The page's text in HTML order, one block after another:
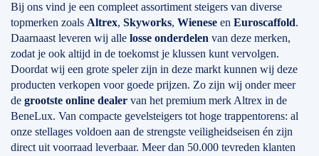
Bij ons vind je een compleet assortiment steigers van diverse
topmerken zoals Altrex, Skyworks, Wienese en Euroscaffold.
Daarnaast leveren wij alle losse onderdelen van deze merken,
zodat je ook altijd in de toekomst je klussen kunt vervolgen.
Doordat wij een grote speler zijn in deze markt kunnen wij deze
producten verkopen voor goede prijzen. Zo zijn wij onder meer
de grootste online dealer van het premium merk Altrex in de
BeneLux. Van compacte gevelsteigers tot hoge trappentorens: al
onze stellages voldoen aan de strengste veiligheidseisen én zijn
direct uit voorraad leverbaar. Meer dan 50.000 tevreden klanten